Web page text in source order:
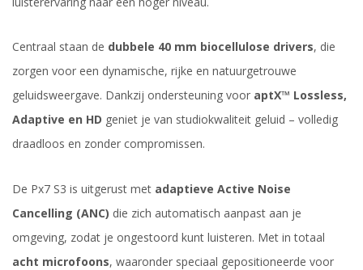
Centraal staan de dubbele 40 mm biocellulose drivers, die
zorgen voor een dynamische, rijke en natuurgetrouwe
geluidsweergave. Dankzij ondersteuning voor aptX™ Lossless,
Adaptive en HD geniet je van studiokwaliteit geluid – volledig
draadloos en zonder compromissen.
De Px7 S3 is uitgerust met adaptieve Active Noise
Cancelling (ANC) die zich automatisch aanpast aan je
omgeving, zodat je ongestoord kunt luisteren. Met in totaal
acht microfoons, waaronder speciaal gepositioneerde voor